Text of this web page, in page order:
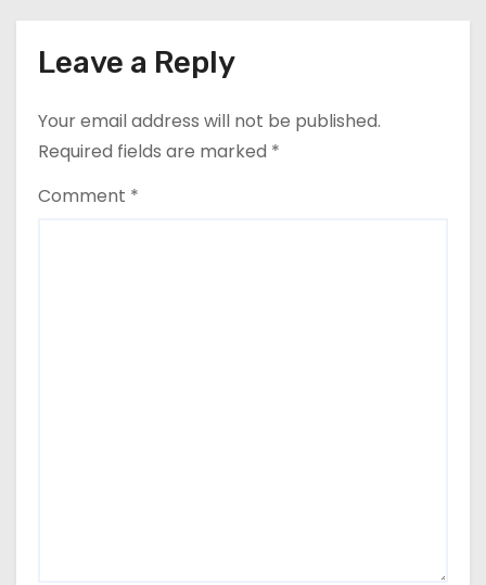
Leave a Reply
Your email address will not be published.
Required fields are marked *
Comment *